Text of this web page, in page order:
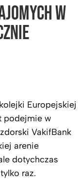
W
Europejskiej
podejmie w
VakifBank
arenie
dotychczas
raz.